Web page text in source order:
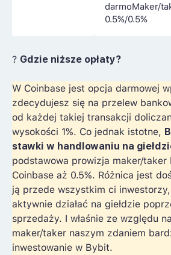
darmoMaker/
0.5%/0.5%
? Gdzie niższe opłaty?
W Coinbase jest opcja darmowej
zdecydujesz się na przelew
od każdej takiej transakcji
wysokości 1%. Co jednak istotne,
stawki w handlowaniu na
podstawowa prowizja maker/taker
Coinbase aż 0.5%. Różnica jest
ją przede wszystkim ci
aktywnie działać na giełdzie
sprzedaży. I właśnie ze względu
maker/taker naszym zdaniem
inwestowanie w Bybit.